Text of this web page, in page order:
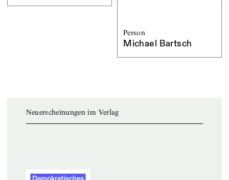
Person
Michael Bartsch
Neuerscheinungen im Verlag